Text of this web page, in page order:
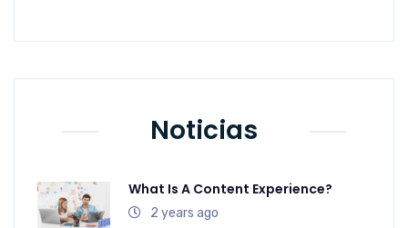
Noticias
What Is A Content Experience?
2 years ago